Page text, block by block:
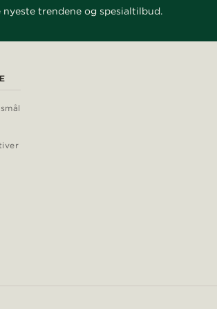
trendene og spesialtilbud.